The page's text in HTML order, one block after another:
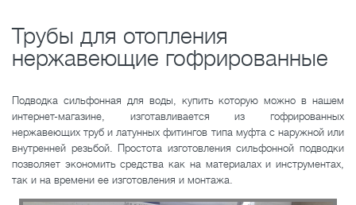
Трубы для отопления
нержавеющие гофрированные
Подводка сильфонная для воды, купить которую можно в нашем
интернет-магазине, изготавливается из гофрированных
нержавеющих труб и латунных фитингов типа муфта с наружной или
внутренней резьбой. Простота изготовления сильфонной подводки
позволяет экономить средства как на материалах и инструментах,
так и на времени ее изготовления и монтажа.